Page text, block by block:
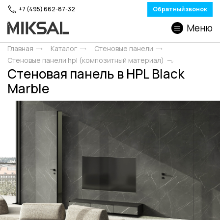
+7 (495) 662-87-32 Обратный звонок
Меню
Главная Каталог
Стеновые панели
Стеновые панели hpl (композитный материал)
Стеновая панель в HPL Black
Marble